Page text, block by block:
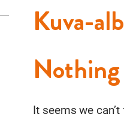
Kuva-
It seems we